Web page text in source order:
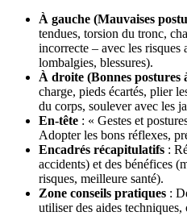
À gauche (Mauvaises
tendues, torsion du tronc,
incorrecte – avec les risques
lombalgies, blessures).
À droite (Bonnes postures
charge, pieds écartés, plier
du corps, soulever avec les
En-tête : « Gestes et
Adopter les bons réflexes,
Encadrés récapitulatifs :
accidents) et des bénéfices
risques, meilleure santé).
Zone conseils pratiques :
utiliser des aides